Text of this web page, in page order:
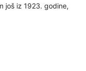
još iz 1923. godine,